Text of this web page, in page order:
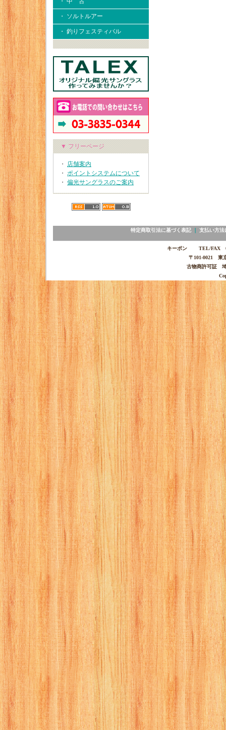
・ ソルトルアー
・ 釣りフェスティバル
▼ フリーページ
・ 店舗案内
・ ポイントシステムについて
・ 偏光サングラスのご案内
特定商取引法に基づく表記｜ 支払い方法
キーポン TEL/FAX
〒101-0021 東
古物商許可証